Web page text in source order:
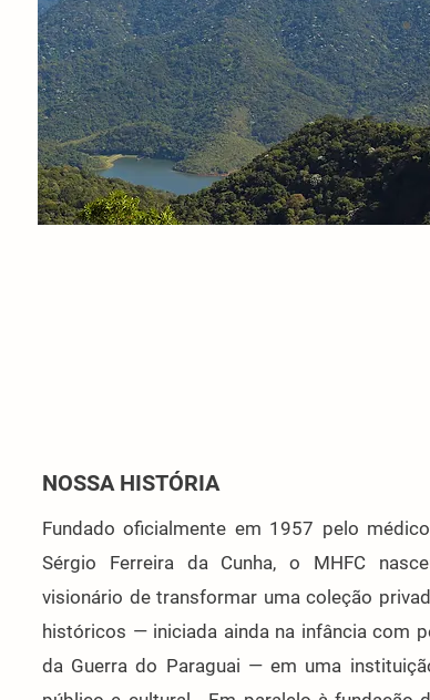
NOSSA HISTÓRIA
Fundado oficialmente em 1957 pelo
Sérgio Ferreira da Cunha, o MHFC
visionário de transformar uma coleção
históricos — iniciada ainda na infância com
da Guerra do Paraguai — em uma